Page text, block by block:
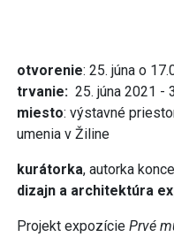
otvorenie: 25. júna o
trvanie: 25. júna 2021 -
miesto: výstavné
umenia v Žiline
kurátorka, autorka
dizajn a architektúra
Projekt expozície Prvé